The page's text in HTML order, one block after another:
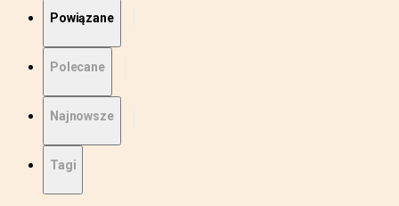
Powiązane
Polecane
Najnowsze
Tagi